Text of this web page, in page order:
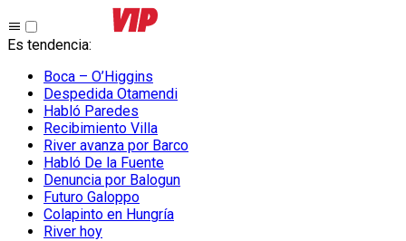
Es tendencia:
Boca – O’Higgins
Despedida Otamendi
Habló Paredes
Recibimiento Villa
River avanza por Barco
Habló De la Fuente
Denuncia por Balogun
Futuro Galoppo
Colapinto en Hungría
River hoy